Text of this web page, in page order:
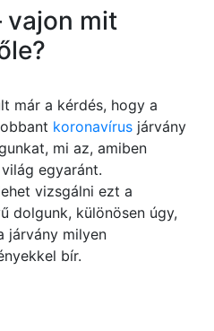
vajon mit
már a kérdés, hogy a
koronavírus járvány
mi az, amiben
egyaránt.
vizsgálni ezt a
dolgunk, különösen úgy,
járvány milyen
bír.